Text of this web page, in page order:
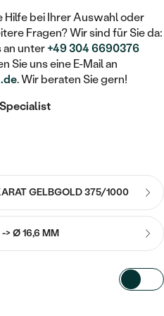
ZUM
ZUM EINFASSEN
Hilfe bei Ihrer Auswahl oder
Fragen? Wir sind für Sie da:
an unter+49 304 6690376
Sie uns eine E-Mail an
. Wir beraten Sie gern!
GELBGOLD 375/1000
-> Ø 16,6 MM